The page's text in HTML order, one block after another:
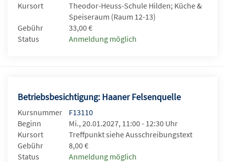
Kursort
Theodor-Heuss-Schule Hilden; Küche &
Speiseraum (Raum 12-13)
Gebühr
33,00 €
Status
Anmeldung möglich
Betriebsbesichtigung: Haaner Felsenquelle
Kursnummer
F13110
Beginn
Mi., 20.01.2027, 11:00 - 12:30 Uhr
Kursort
Treffpunkt siehe Ausschreibungstext
Gebühr
8,00 €
Status
Anmeldung möglich